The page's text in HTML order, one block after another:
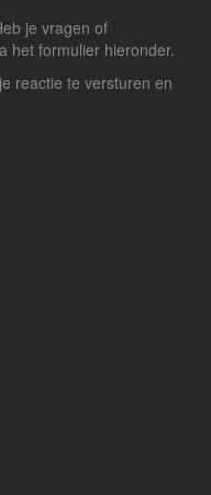
je vragen of
het formulier hieronder.
reactie te versturen en